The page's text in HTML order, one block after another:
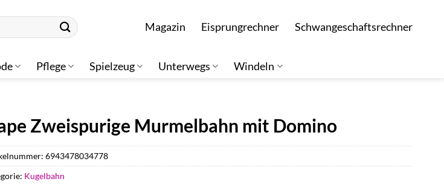
Magazin Eisprungrechner Schwangeschaftsrechner
Pflege Spielzeug Unterwegs Windeln
Zweispurige Murmelbahn mit Domino
6943478034778
Kugelbahn